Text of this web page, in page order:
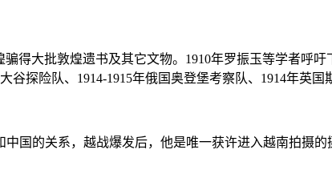
得大批敦煌遗书及其它文物。1910年罗振玉等学者呼吁
探险队、1914-1915年俄国奥登堡考察队、1914年英国
中国的关系，越战爆发后，他是唯一获许进入越南拍摄